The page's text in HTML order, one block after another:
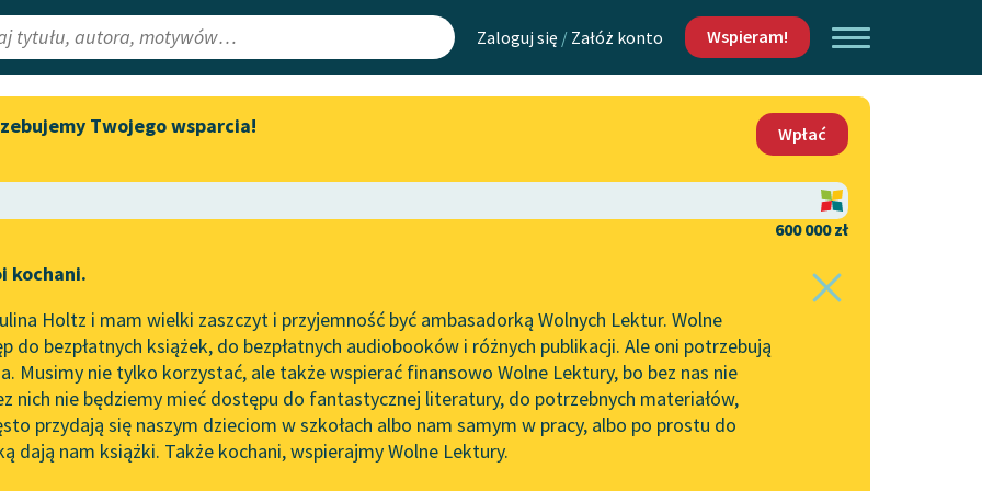
Zaloguj się / Załóż konto Wspieram!
Lektury
redakcyjne
Aktualności
Spotkanie z Katarzyną Tunkiel
do słuchania na Wolnych
Lekturach
Nowy audiobook – „Marzenie
o Oriencie” Sophie Elkan
Kolekcja Nadwyraz.com x
Wolne Lektury – idealna na
Mapa Wolnych Lektur
Leśmianator
API
OAI-PMH
Widget Wolnych Lektur
Kontakt
O projekcie
Zasady wykorzystania
Wolnych Lektur
Logotypy
Materiały promocyjne
Twojego wsparcia!
Wpłać
600 000 zł
kochani.
Holtz i mam wielki zaszczyt i przyjemność być ambasadorką Wolnych Lektur. Wolne
do bezpłatnych książek, do bezpłatnych audiobooków i różnych publikacji. Ale oni potrzebują
Musimy nie tylko korzystać, ale także wspierać finansowo Wolne Lektury, bo bez nas nie
nich nie będziemy mieć dostępu do fantastycznej literatury, do potrzebnych materiałów,
przydają się naszym dzieciom w szkołach albo nam samym w pracy, albo po prostu do
dają nam książki. Także kochani, wspierajmy Wolne Lektury.
na świecie)
Pieśń I (O bożej opatrzności na świecie)